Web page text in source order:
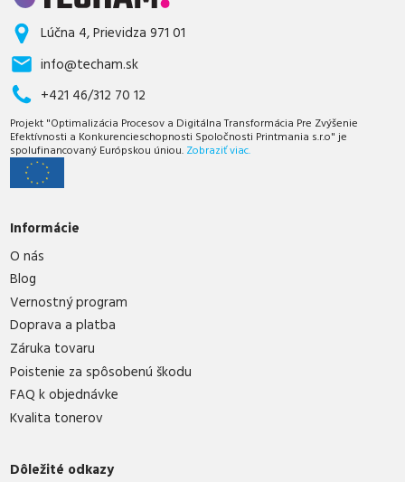
Lúčna 4, Prievidza 971 01
info@techam.sk
+421 46/312 70 12
Projekt "Optimalizácia Procesov a Digitálna Transformácia Pre Zvýšenie
Efektívnosti a Konkurencieschopnosti Spoločnosti Printmania s.r.o" je
spolufinancovaný Európskou úniou. Zobraziť viac.
Informácie
O nás
Blog
Vernostný program
Doprava a platba
Záruka tovaru
Poistenie za spôsobenú škodu
FAQ k objednávke
Kvalita tonerov
Dôležité odkazy